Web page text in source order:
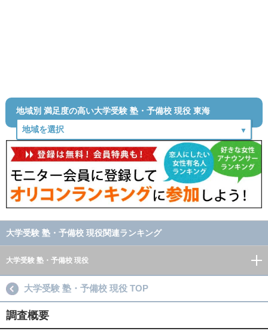
地域別 満足度の高い大学受験 塾・予備校 現役 東海
大学受験 塾・予備校 現役関連ランキング
大学受験 塾・予備校 現役
大学受験 塾・予備校 現役 TOP
調査概要